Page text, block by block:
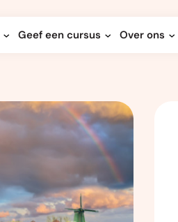
Geef een cursus Over ons